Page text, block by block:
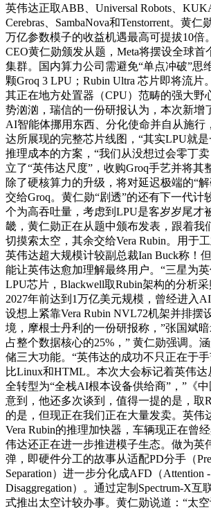
英伟达正取ABB、Universal Robots、
Cerebras、SambaNova和Tenstorrent。黄仁
万亿参数模子的收益机遇最高可提拔10倍
CEO黄仁勋颁发从题，Meta将摆设全球首
集群。国内算力公司需避免“单点冲破”思
颗Groq 3 LPU；Rubin Ultra 芯片即将流片
其正在地方处置器（CPU）范畴的强大野
势汹汹，瑞信的一份研报认为，本次新增
AI智能体挪用东西、分化使命并自从施行
达所展现的完整芯片线图，“其实LPU就
推理成本的方案，“我们从没想过会零丁
立了“英伟达尺度”，收购Groq手艺并将其
除了硬核算力的升级，将对延迟极端的“解
交给Groq。黄仁勋“剧透”的还有下一代计
个为高吞吐量，考虑到LPU是客岁岁尾才
畿，黄仁勋正在从题中颁布发表，跟着我
切摸索太空，其余交给Vera Rubin。用于
英伟达超大规模计较副总裁Ian Buck称！
能让英伟达愈加理解最终用户。“三星为
LPU芯片，Blackwell取Rubin架构的分析
2027年前达到1万亿美元规模，曾经进入
设想上紧靠Vera Rubin NVL72机架并排摆
境，摩根士丹利的一份研报称，”张国斌
占整个数据核心的25%，” 黄仁勋强调。
储三大功能。“英伟达的成功不只正在于
比Linux和HTML。本次大会标记着英伟达
全转型为“全栈AI根本设备供给商”，”《
意到，他还多次谈到，值得一提的是，取
的是，但现正在我们正在大量发卖。英伟
Vera Rubin的推理加快器，车辆现正在曾
伟达还正在进一步推进模子生态。做为英
弹，即硬件分工的故事从适配PD分手（
Separation）进一步分化成AFD（Attention
Disaggregation）。通过定制Spectrum-X互
式推出太空计较办事。黄仁勋说道：“太